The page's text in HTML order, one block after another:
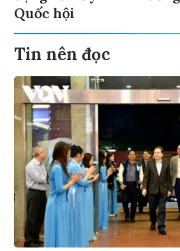
Quốc hội
Tin nên đọc